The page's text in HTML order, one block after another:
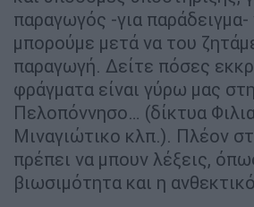
παραγωγός -για παράδειγμα-
μπορούμε μετά να του
παραγωγή. Δείτε πόσες
φράγματα είναι γύρω μας
Πελοπόννησο… (δίκτυα
Μιναγιώτικο κλπ.). Πλέον
πρέπει να μπουν λέξεις,
βιωσιμότητα και η